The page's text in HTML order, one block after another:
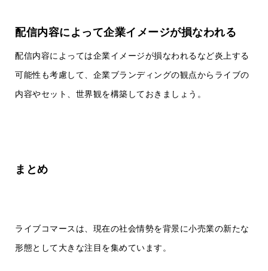
配信内容によって企業イメージが損なわれる
配信内容によっては企業イメージが損なわれるなど炎上する
可能性も考慮して、企業ブランディングの観点からライブの
内容やセット、世界観を構築しておきましょう。
まとめ
ライブコマースは、現在の社会情勢を背景に小売業の新たな
形態として大きな注目を集めています。